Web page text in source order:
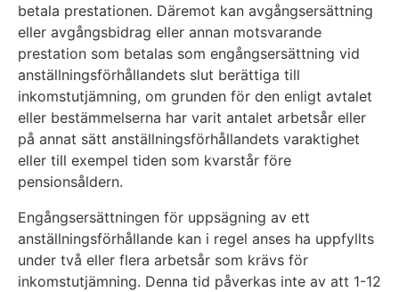
betala prestationen. Däremot kan avgångsersättning
eller avgångsbidrag eller annan motsvarande
prestation som betalas som engångsersättning vid
anställningsförhållandets slut berättiga till
inkomstutjämning, om grunden för den enligt avtalet
eller bestämmelserna har varit antalet arbetsår eller
på annat sätt anställningsförhållandets varaktighet
eller till exempel tiden som kvarstår före
pensionsåldern.
Engångsersättningen för uppsägning av ett
anställningsförhållande kan i regel anses ha uppfyllts
under två eller flera arbetsår som krävs för
inkomstutjämning. Denna tid påverkas inte av att 1-12